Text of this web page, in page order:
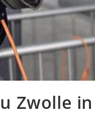
Zwolle